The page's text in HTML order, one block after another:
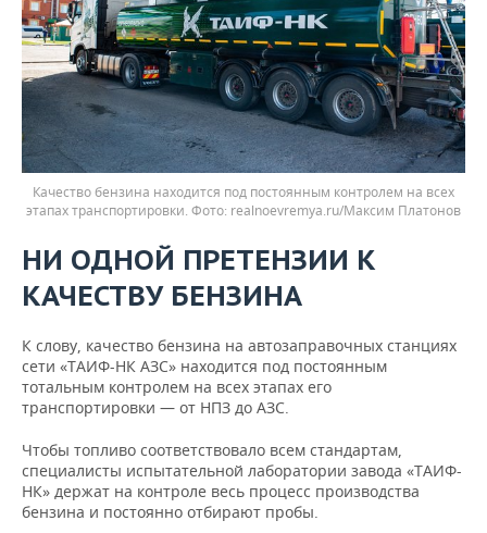
Качество бензина находится под постоянным контролем на всех
этапах транспортировки.
realnoevremya.ru/Максим Платонов
НИ ОДНОЙ ПРЕТЕНЗИИ К
КАЧЕСТВУ БЕНЗИНА
К слову, качество бензина на автозаправочных станциях
сети «ТАИФ-НК АЗС» находится под постоянным
тотальным контролем на всех этапах его
транспортировки — от НПЗ до АЗС.
Чтобы топливо соответствовало всем стандартам,
специалисты испытательной лаборатории завода «ТАИФ-
НК» держат на контроле весь процесс производства
бензина и постоянно отбирают пробы.